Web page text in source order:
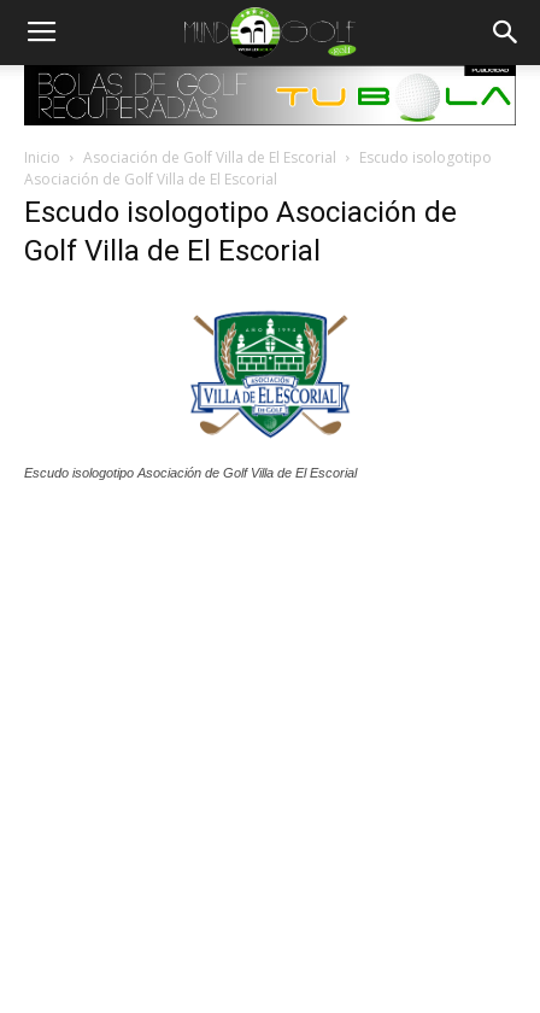
Inicio Asociación de Golf Villa de El Escorial
Escudo isologotipo
Asociación de Golf Villa de El Escorial
Escudo isologotipo Asociación de
Golf Villa de El Escorial
Escudo isologotipo Asociación de Golf Villa de El Escorial